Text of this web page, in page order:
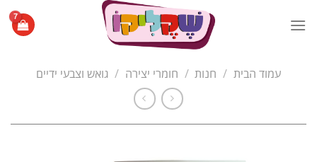
עמוד הבית / חנות / חומרי יצירה / גואש וצבעי ידיים